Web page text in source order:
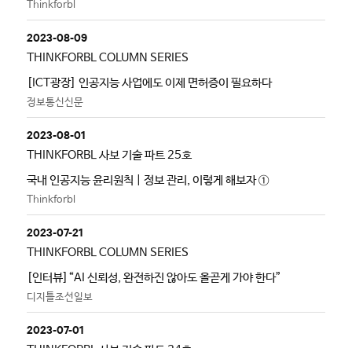
Thinkforbl
2023-08-09
THINKFORBL COLUMN SERIES
[ICT광장] 인공지능 사업에도 이제 면허증이 필요하다
정보통신신문
2023-08-01
THINKFORBL 사보 기술 파트 25호
국내 인공지능 윤리원칙 | 정보 관리, 이렇게 해보자 ①
Thinkforbl
2023-07-21
THINKFORBL COLUMN SERIES
[인터뷰]“AI 신뢰성, 완전하진 않아도 올곧게 가야 한다”
디지틀조선일보
2023-07-01